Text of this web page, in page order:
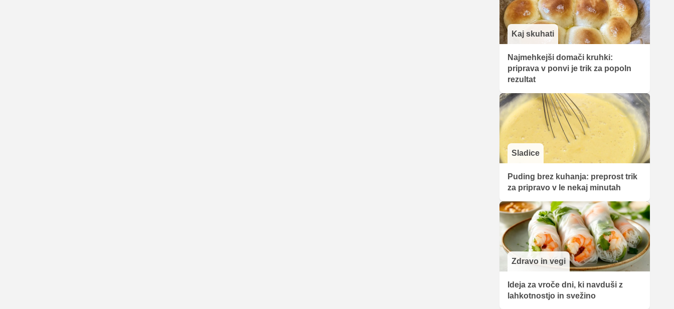
Kaj skuhati
Najmehkejši domači kruhki:
priprava v ponvi je trik za popoln
rezultat
Sladice
Puding brez kuhanja: preprost trik
za pripravo v le nekaj minutah
Zdravo in vegi
Ideja za vroče dni, ki navduši z
lahkotnostjo in svežino